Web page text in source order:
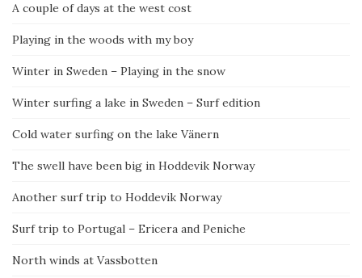
A couple of days at the west cost
Playing in the woods with my boy
Winter in Sweden – Playing in the snow
Winter surfing a lake in Sweden – Surf edition
Cold water surfing on the lake Vänern
The swell have been big in Hoddevik Norway
Another surf trip to Hoddevik Norway
Surf trip to Portugal – Ericera and Peniche
North winds at Vassbotten